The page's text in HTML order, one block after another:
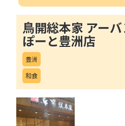
鳥開総本家 アー
ぽーと豊洲店
豊洲
和食